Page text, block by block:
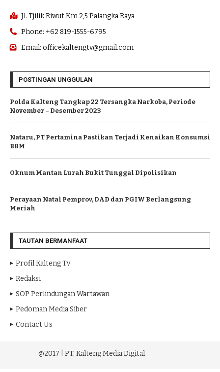
Jl. Tjilik Riwut Km 2,5 Palangka Raya
Phone: +62 819-1555-6795
Email: officekaltengtv@gmail.com
POSTINGAN UNGGULAN
Polda Kalteng Tangkap 22 Tersangka Narkoba, Periode
November – Desember 2023
Nataru, PT Pertamina Pastikan Terjadi Kenaikan Konsumsi
BBM
Oknum Mantan Lurah Bukit Tunggal Dipolisikan
Perayaan Natal Pemprov, DAD dan PGIW Berlangsung
Meriah
TAUTAN BERMANFAAT
Profil Kalteng Tv
Redaksi
SOP Perlindungan Wartawan
Pedoman Media Siber
Contact Us
@2017 | PT. Kalteng Media Digital